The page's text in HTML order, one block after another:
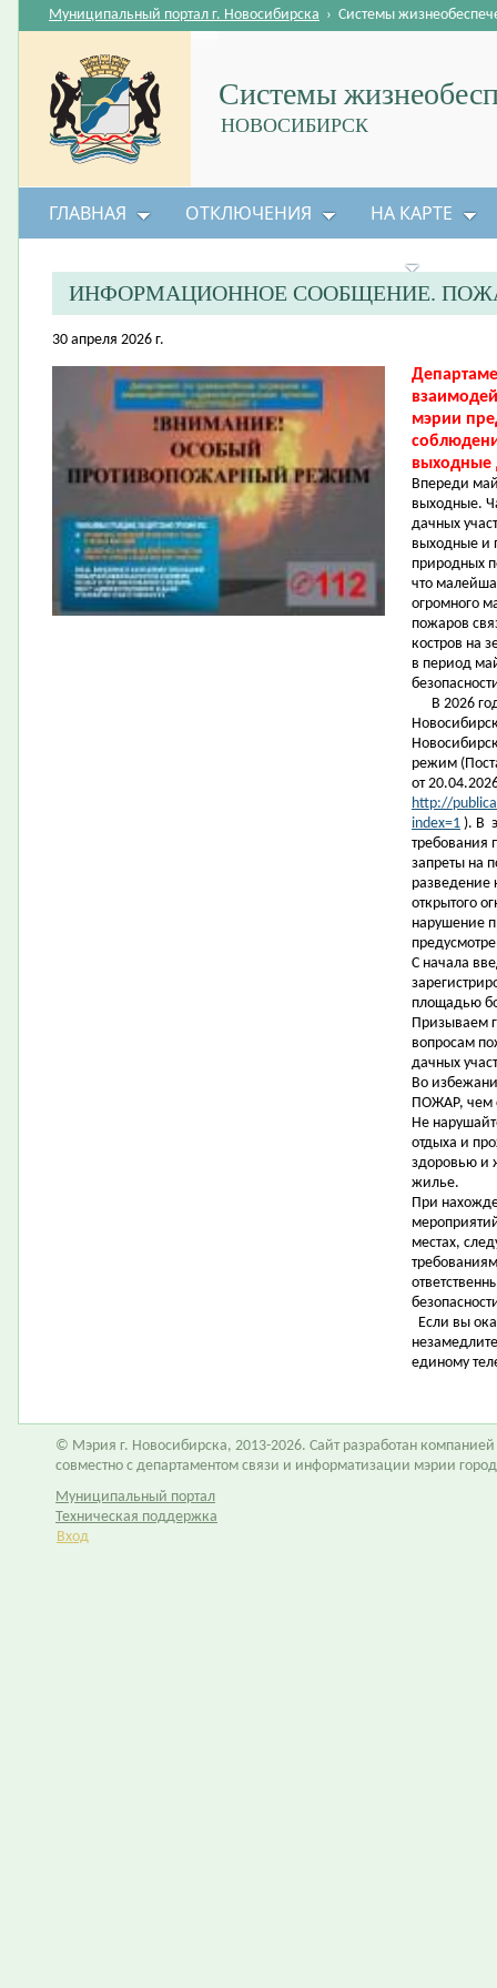
Системы
НОВОСИБИРСК
Муниципальный портал г. Новосибирска › Системы
ГЛАВНАЯ ОТКЛЮЧЕНИЯ НА КАРТЕ
ИНФОРМАЦИОННОЕ СООБЩЕНИЕ.
30 апреля 2026 г.
мэрии
выходные
Впереди
выходные.
дачных
выходные и
природных
что
огромного
пожаров
костров на
в период
В 2026
режим
от
http://
index=1 ). В
требования
запреты на
разведение
открытого
нарушение
С начала
площадью
Призываем
вопросам
дачных
Во
ПОЖАР, чем
Не
отдыха и
здоровью и
жилье.
При
местах,
Если вы
единому
© Мэрия г. Новосибирска, 2013-2026. Сайт разработан компанией
совместно с департаментом связи и информатизации мэрии
Муниципальный портал
Техническая поддержка
Вход